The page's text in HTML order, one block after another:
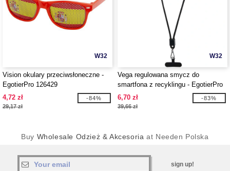
W32
Vision okulary przeciwsłoneczne -
EgotierPro 126429
4,72 zł
29,17 zł
-84%
W32
Vega regulowana smycz do
smartfona z recyklingu - EgotierPro
124516
6,70 zł
39,66 zł
-83%
Buy Wholesale Odzież & Akcesoria at Needen Polska
sign up!